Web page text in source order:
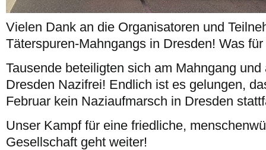
Vielen Dank an die Organisatoren und
Täterspuren-Mahngangs in Dresden! Was für
Tausende beteiligten sich am Mahngang
Dresden Nazifrei! Endlich ist es gelungen,
Februar kein Naziaufmarsch in Dresden
Unser Kampf für eine friedliche,
Gesellschaft geht weiter!